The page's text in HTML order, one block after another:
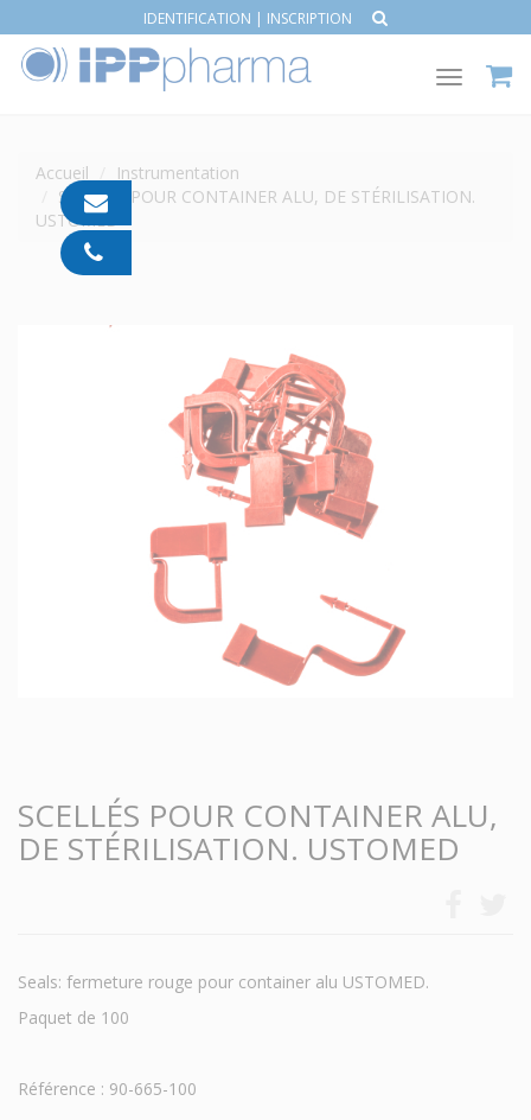
IDENTIFICATION | INSCRIPTION
Toggle
Accueil
Instrumentation
SCELLÉS POUR CONTAINER ALU, DE STÉRILISATION.
USTOMED
SCELLÉS POUR CONTAINER ALU,
DE STÉRILISATION. USTOMED
Seals: fermeture rouge pour container alu USTOMED.
Paquet de 100
Référence : 90-665-100
contact@ipp-
pharma.com
91